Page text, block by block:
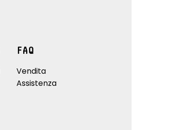
FAQ
Vendita
Assistenza